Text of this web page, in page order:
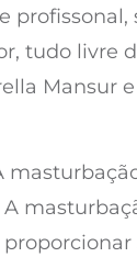
tudo livre
Mansur